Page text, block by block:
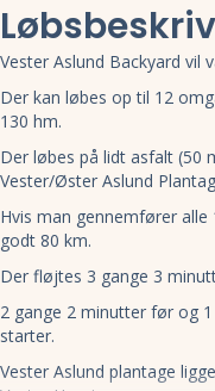
Vester Aslund Backyard
Der kan løbes op til 12
130 hm.
Der løbes på lidt asfalt (50
Vester/Øster Aslund
Hvis man gennemfører
godt 80 km.
Der fløjtes 3 gange 3
2 gange 2 minutter før og
starter.
Vester Aslund plantage